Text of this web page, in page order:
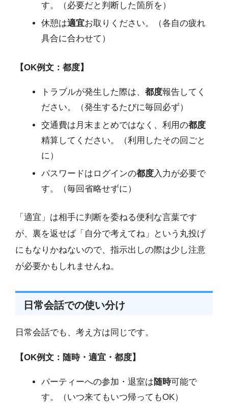
す。（必要だと判断した箇所を）
休憩は適宜お取りください。（各自の疲れ
具合に合わせて）
【OK例文：都度】
トラブルが発生した際は、 都度報告してく
ださい。（発生するたびに毎回必ず）
交通費は月末まとめではなく、利用の都度
精算してください。（利用したその回ごと
に）
パスワードはログインの都度入力が必要で
す。（毎回省略せずに）
「適宜」は相手に判断を委ねる便利な言葉です
が、裏を返せば「自分で考えてね」という丸投げ
にもなりかねないので、指示出しの際は少し注意
が必要かもしれませんね。
日常会話での使い分け
日常会話でも、考え方は同じです。
【OK例文：随時・適宜・都度】
パーティーへの参加・退室は随時可能で
す。（いつ来てもいつ帰ってもOK）